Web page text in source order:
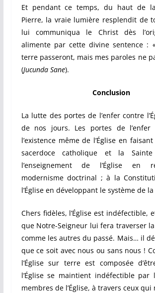
Et pendant ce temps, du haut de
Pierre, la vraie lumière resplendit de
lui communiqua le Christ dès
alimente par cette divine sentence :
terre passeront, mais mes paroles ne
(Jucunda Sane).
Conclusion
La lutte des portes de l’enfer contre
de nos jours. Les portes de l’enfer
l’existence même de l’Église en
sacerdoce catholique et la
l’enseignement de l’Église en
modernisme doctrinal ; à la
l’Église en développant le système de
Chers fidèles, l’Église est indéfectible,
que Notre-Seigneur lui fera traverser
comme les autres du passé. Mais… il
que ce soit avec nous ou sans nous !
l’Église sur terre est composée
l’Église se maintient indéfectible par
membres de l’Église, à travers ceux